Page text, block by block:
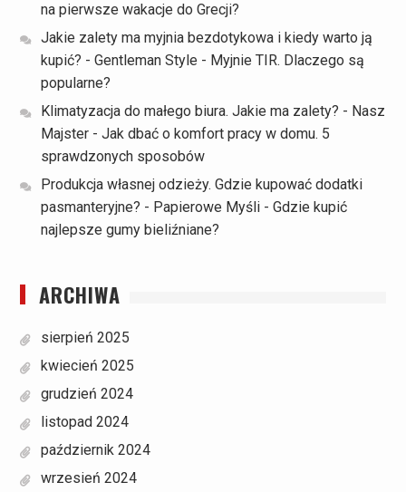
na pierwsze wakacje do Grecji?
Jakie zalety ma myjnia bezdotykowa i kiedy warto ją
kupić? - Gentleman Style - Myjnie TIR. Dlaczego są
popularne?
Klimatyzacja do małego biura. Jakie ma zalety? - Nasz
Majster- Jak dbać o komfort pracy w domu. 5
sprawdzonych sposobów
Produkcja własnej odzieży. Gdzie kupować dodatki
pasmanteryjne? - Papierowe Myśli- Gdzie kupić
najlepsze gumy bieliźniane?
ARCHIWA
sierpień 2025
kwiecień 2025
grudzień 2024
listopad 2024
październik 2024
wrzesień 2024